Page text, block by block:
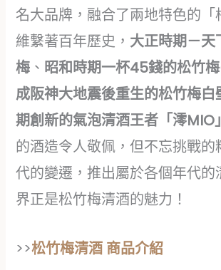
名大品牌，融合了兩地特色的「
維繫著百年歷史， 大正時期－
梅 、 昭和時期一杯45錢的松竹
成阪神大地震後重生的松竹梅白
期創新的氣泡清酒王者「澪MIO」
的酒造令人敬佩，但不忘挑戰的
代的變遷，推出屬於各個年代的
界正是松竹梅清酒的魅力！
>>松竹梅清酒 商品介紹